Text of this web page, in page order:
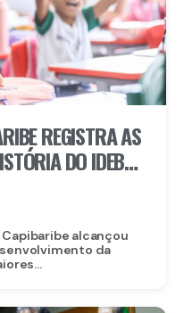
REGISTRA AS
DO IDEB
alcançou
da